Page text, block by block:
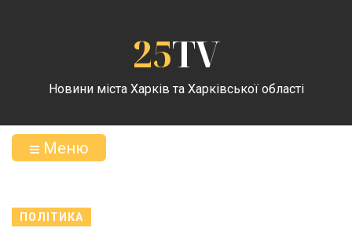
25TV
Новини міста Харків та Харківської області
Меню
ПОЛІТИКА